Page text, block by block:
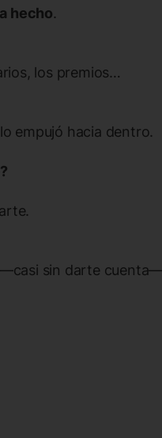
hecho.
los premios…
empujó hacia dentro.
—casi sin darte